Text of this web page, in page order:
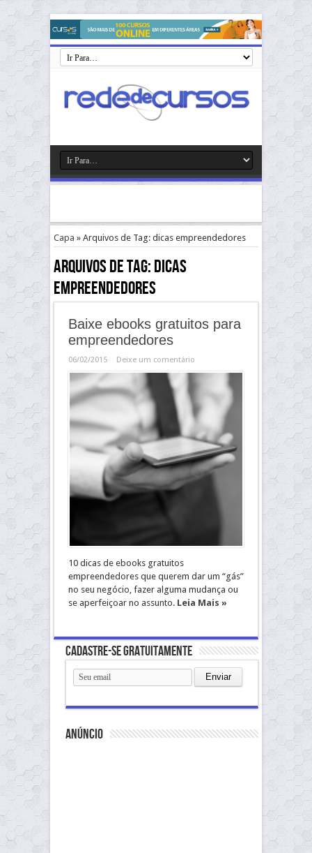
Capa » Arquivos de Tag: dicas empreendedores
Arquivos de Tag:dicas
empreendedores
Baixe ebooks gratuitos para
empreendedores
06/02/2015 Deixe um comentário
10 dicas de ebooks gratuitos
empreendedores que querem dar um “gás”
no seu negócio, fazer alguma mudança ou
se aperfeiçoar no assunto. Leia Mais »
Cadastre-se gratuitamente
anúncio